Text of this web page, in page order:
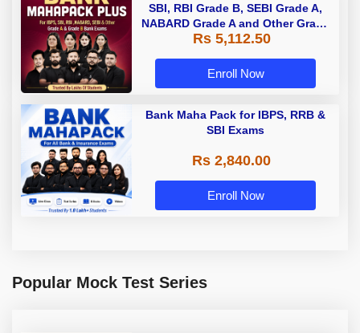
SBI, RBI Grade B, SEBI Grade A,
NABARD Grade A and Other Grade
A & Grade B Bank Exams
Rs 5,112.50
Enroll Now
Bank Maha Pack for IBPS, RRB &
SBI Exams
Rs 2,840.00
Enroll Now
Popular Mock Test Series